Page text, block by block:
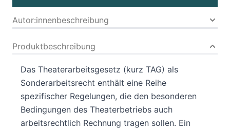
Autor:innenbeschreibung
Produktbeschreibung
Das Theaterarbeitsgesetz (kurz TAG) als
Sonderarbeitsrecht enthält eine Reihe
spezifischer Regelungen, die den besonderen
Bedingungen des Theaterbetriebs auch
arbeitsrechtlich Rechnung tragen sollen. Ein